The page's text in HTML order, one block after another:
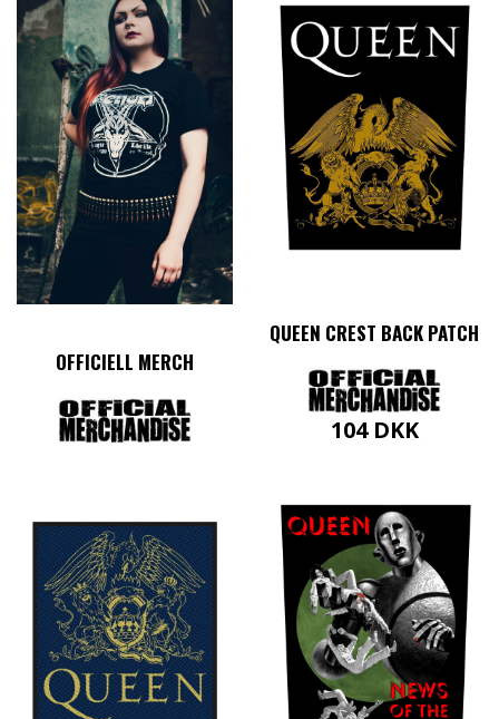
OFFICIELL MERCH
QUEEN CREST BACK PATCH
104 DKK